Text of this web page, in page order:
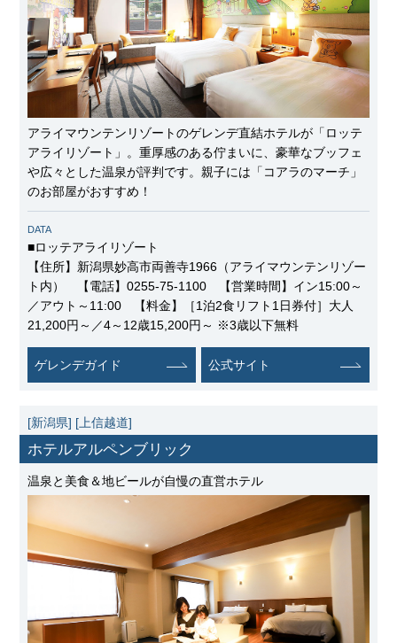
アライマウンテンリゾートのゲレンデ直結ホテルが「ロッテ
アライリゾート」。重厚感のある佇まいに、豪華なブッフェ
や広々とした温泉が評判です。親子には「コアラのマーチ」
のお部屋がおすすめ！
DATA
■ロッテアライリゾート
【住所】新潟県妙高市両善寺1966（アライマウンテンリゾー
ト内） 【電話】0255-75-1100 【営業時間】イン15:00～
／アウト～11:00 【料金】［1泊2食リフト1日券付］大人
21,200円～／4～12歳15,200円～ ※3歳以下無料
ゲレンデガイド 公式サイト
[新潟県] [上信越道]
ホテルアルペンブリック
温泉と美食＆地ビールが自慢の直営ホテル